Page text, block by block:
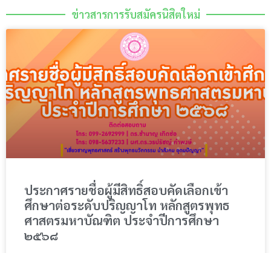
ข่าวสารการรับสมัครนิสิตใหม่​
ประกาศรายชื่อผู้มีสิทธิ์สอบคัดเลือกเข้า
ศึกษาต่อระดับปริญญาโท หลักสูตรพุทธ
ศาสตรมหาบัณฑิต ประจำปีการศึกษา
๒๕๖๘